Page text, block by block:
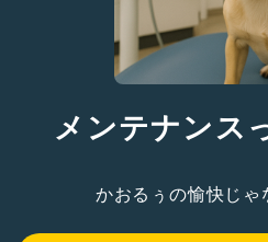
メンテナンス
かおるぅの愉快じゃ